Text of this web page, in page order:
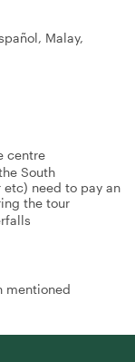
Malay,
centre
South
etc) need to pay an
the tour
mentioned